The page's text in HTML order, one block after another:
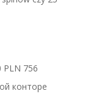
PLN 756
конторе